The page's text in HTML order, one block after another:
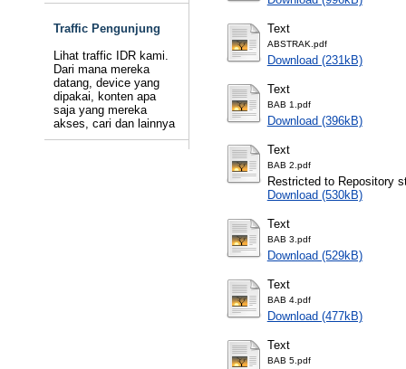
Traffic Pengunjung
Lihat traffic IDR kami.
Dari mana mereka
datang, device yang
dipakai, konten apa
saja yang mereka
akses, cari dan lainnya
Text
ABSTRAK.pdf
Download (231kB)
Text
BAB 1.pdf
Download (396kB)
Text
BAB 2.pdf
Restricted to Repository
Download (530kB)
Text
BAB 3.pdf
Download (529kB)
Text
BAB 4.pdf
Download (477kB)
Text
BAB 5.pdf